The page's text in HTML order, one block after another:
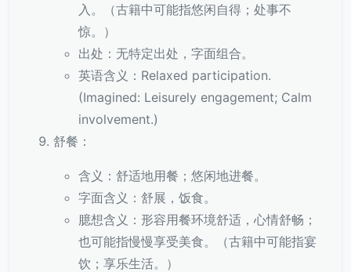
入。（古籍中可能指悠闲自得；处事不
惊。）
出处：无特定出处，字面组合。
英语含义：Relaxed participation.
(Imagined: Leisurely engagement; Calm
involvement.)
舒餐：
含义：舒适地用餐；悠闲地进餐。
字面含义：舒展，饭食。
臆想含义：形容用餐环境舒适，心情舒畅；
也可能指慢慢享受美食。（古籍中可能指宴
饮；享乐生活。）